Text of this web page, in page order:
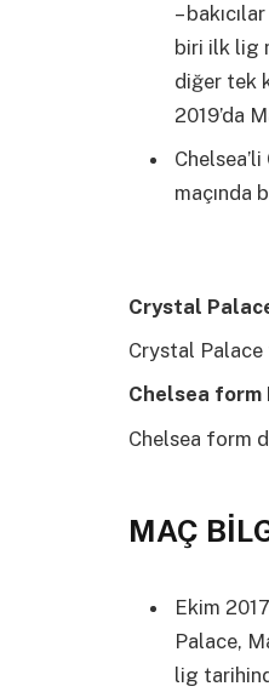
–
biri ilk lig
diğer tek
2019’da
maçında
Crystal
Crystal
Chelsea form
Chelsea form
MAÇ
Ekim
Palace,
lig